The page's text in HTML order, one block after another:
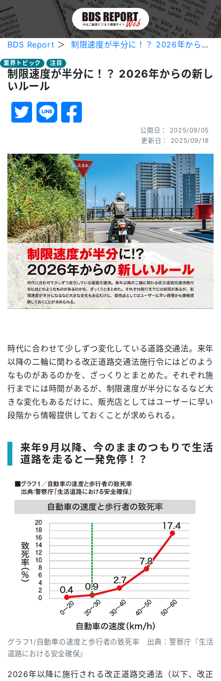
BDS Report ＞ 制限速度が半分に！？ 2026年からの新しいルール
業界トピック 注目
制限速度が半分に！？ 2026年からの新し
いルール
公開日： 2025/09/05
更新日： 2025/09/18
時代に合わせて少しずつ変化している道路交通法。来年
以降の二輪に関わる改正道路交通法施行令にはどのよう
なものがあるのかを、ざっくりとまとめた。それぞれ施
行までには時間があるが、制限速度が半分になるなど大
きな変化もあるだけに、販売店としてはユーザーに早い
段階から情報提供しておくことが求められる。
来年9月以降、今のままのつもりで生活
道路を走ると一発免停！？
グラフ1/自動車の速度と歩行者の致死率 出典：警察庁『生活
道路における安全確保』
2026年以降に施行される改正道路交通法（以下、改正